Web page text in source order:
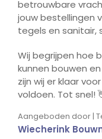
betrouwbare
jouw bestellingen
tegels en sanitair,
Wij begrijpen hoe
kunnen bouwen
zijn wij er klaar
voldoen. Tot snel!
Aangeboden door |
Wiecherink